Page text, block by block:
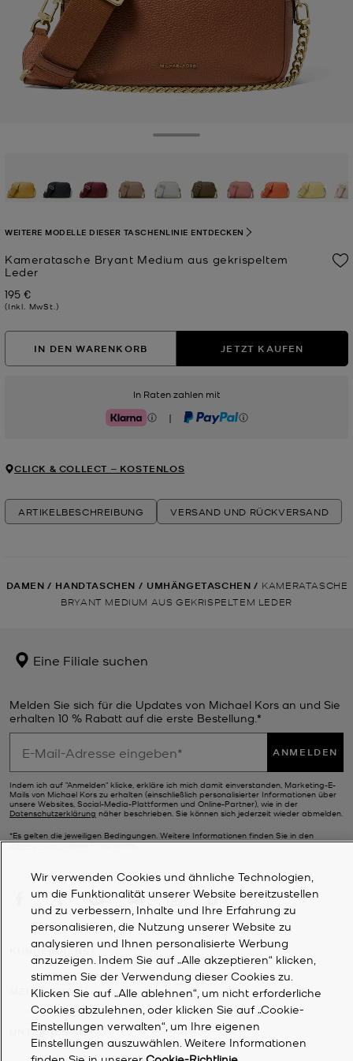
Kameratasche Bryant Medium aus gekrispeltem
Leder
Jetzt
195 €
(Inkl. MwSt.)
WEITERE MODELLE DIESER TASCHENLINIE ENTDECKEN
IN DEN WARENKORB JETZT KAUFEN
In Raten zahlen mit
Klarna | PayPal
CLICK & COLLECT ‒ KOSTENLOS
ARTIKELBESCHREIBUNG VERSAND UND RÜCKVERSAND
DAMEN / HANDTASCHEN / UMHÄNGETASCHEN / KAMERATASCHE
BRYANT MEDIUM AUS GEKRISPELTEM LEDER
Eine Filiale suchen
Melden Sie sich für die Updates von Michael Kors an und Sie
erhalten 10 % Rabatt auf die erste Bestellung.*
ANMELDEN
Indem ich auf "Anmelden" klicke, erkläre ich mich damit einverstanden, Marketing-E-
Mails von Michael Kors zu erhalten (einschließlich personalisierter Informationen über
unsere Websites, Social-Media-Plattformen und Online-Partner), wie in der
Datenschutzerklärung näher beschrieben. Sie können sich jederzeit wieder abmelden.
*Es gelten die jeweiligen Bedingungen. Weitere Informationen finden Sie in den
Bedingungendieses Programms.
KUNDENDIENST
MEIN KONTO
UNTERNEHMEN
Wir verwenden Cookies und ähnliche Technologien,
um die Funktionalität unserer Website bereitzustellen
und zu verbessern, Inhalte und Ihre Erfahrung zu
personalisieren, die Nutzung unserer Website zu
analysieren und Ihnen personalisierte Werbung
anzuzeigen. Indem Sie auf „Alle akzeptieren“ klicken,
stimmen Sie der Verwendung dieser Cookies zu.
Klicken Sie auf „Alle ablehnen“, um nicht erforderliche
Cookies abzulehnen, oder klicken Sie auf „Cookie-
Einstellungen verwalten“, um Ihre eigenen
Einstellungen auszuwählen. Weitere Informationen